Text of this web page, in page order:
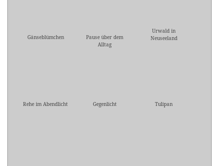
Gänseblümchen
Pause über dem
Alltag
Urwald in
Neuseeland
Rehe im Abendlicht Gegenlicht Tulipan